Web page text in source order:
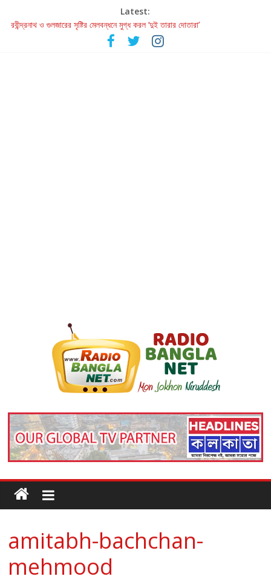
Latest:
রবীন্দ্রনাথ ও গুলজারের সৃষ্টির মেলবন্ধনে মুগ্ধ করল ‘দুই তারার দোতারা’
কলের গান থেকে রীলস্ — বাঙালির গান শোনার বিবর্তনের গল্প
জগন্নাথমঙ্গলম্ — বাংলায় প্রথমবার মঞ্চে এবার রথযাত্রার উদযাপন
amitabh-bachchan-
mehmood